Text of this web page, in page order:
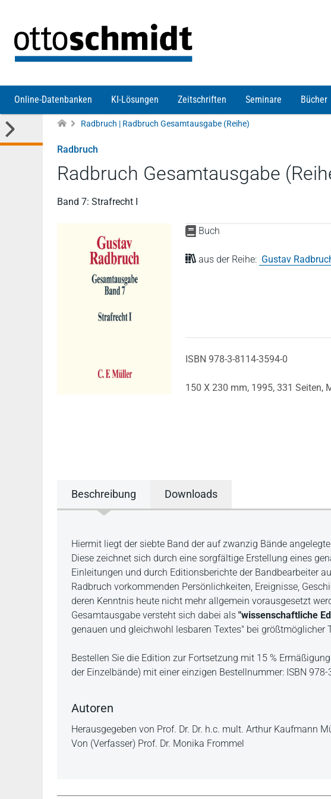
Online-Datenbanken KI-Lösungen Zeitschriften Seminare Bücher
Radbruch | Radbruch Gesamtausgabe (Reihe)
Radbruch
Radbruch Gesamtausgabe
Band 7: Strafrecht I
Buch
aus der Reihe: Gustav
ISBN 978-3-8114-3594-0
150 X 230 mm, 1995, 331 Seiten,
Beschreibung Downloads
Beschreibung
Hiermit liegt der siebte Band der auf zwanzig Bände
Diese zeichnet sich durch eine sorgfältige Erstellung eines
Einleitungen und durch Editionsberichte der Bandbearbeiter
Radbruch vorkommenden Persönlichkeiten, Ereignisse,
deren Kenntnis heute nicht mehr allgemein vorausgesetzt
Gesamtausgabe versteht sich dabei als "wissenschaftliche
genauen und gleichwohl lesbaren Textes" bei größtmöglicher
Bestellen Sie die Edition zur Fortsetzung mit 15 %
der Einzelbände) mit einer einzigen Bestellnummer: ISBN
Autoren
Herausgegeben von Prof. Dr. Dr. h.c. mult. Arthur Kaufmann
Von (Verfasser) Prof. Dr. Monika Frommel